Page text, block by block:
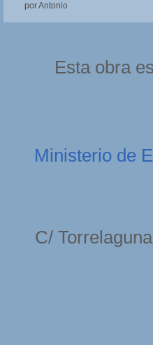
por Antonio
Esta obra
Ministerio de
C/